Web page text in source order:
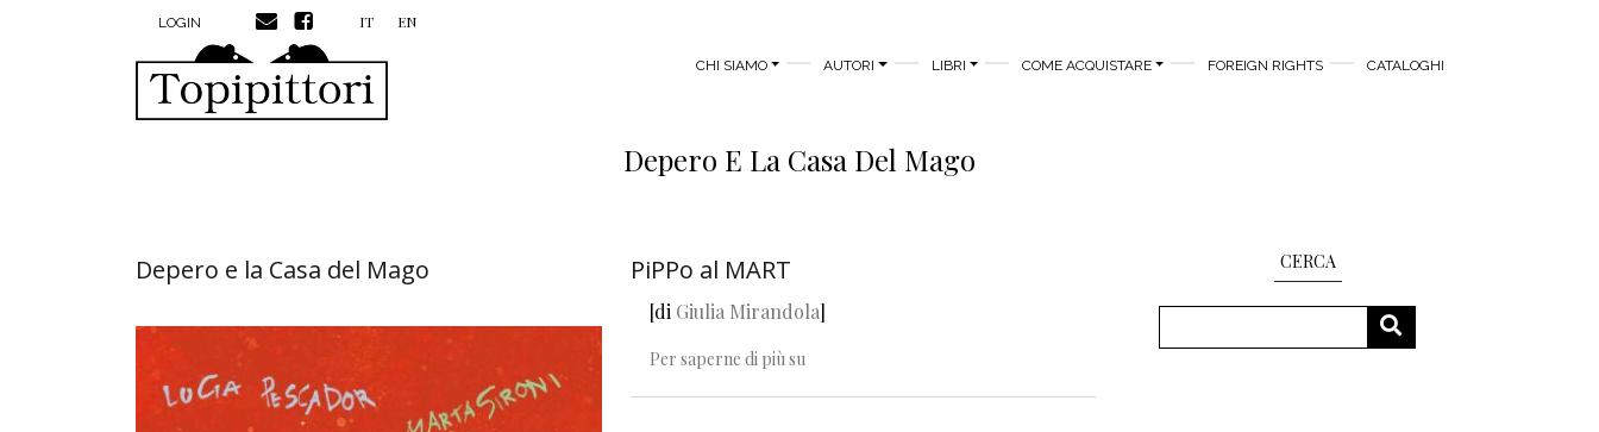
Salta al contenuto principale
MENU PROFILO UTENTE
LOGIN IT EN
MAIN MENU
CHI SIAMO AUTORI LIBRI COME ACQUISTARE FOREIGN RIGHTS CATALOGHI
Depero E La Casa Del Mago
Depero e la Casa del Mago PiPPo al MART
[di Giulia Mirandola]
Per saperne di più suPiPPo al MART
CERCA
CERCA